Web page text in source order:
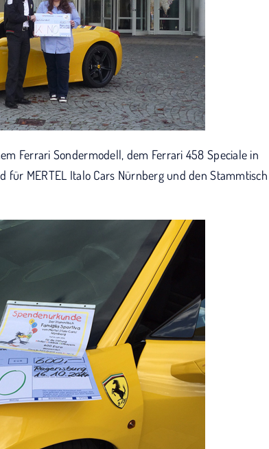
Ferrari Sondermodell, dem Ferrari 458 Speciale in
MERTEL Italo Cars Nürnberg und den Stammtisch